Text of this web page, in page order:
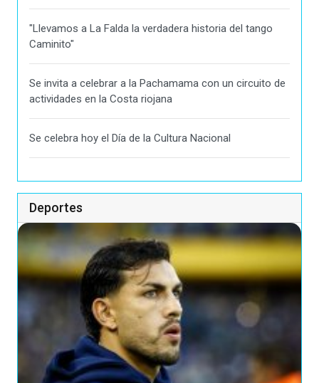
"Llevamos a La Falda la verdadera historia del tango
Caminito"
Se invita a celebrar a la Pachamama con un circuito de
actividades en la Costa riojana
Se celebra hoy el Día de la Cultura Nacional
Deportes